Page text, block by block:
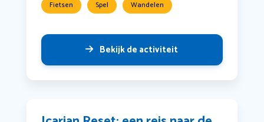
Fietsen Spel Wandelen
Bekijk de activiteit